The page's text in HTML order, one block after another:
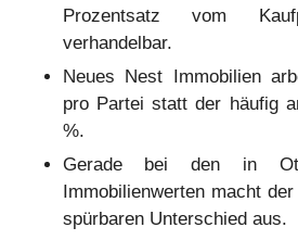
Prozentsatz vom
verhandelbar.
Neues Nest Immobilien
pro Partei statt der häufig
%.
Gerade bei den in
Immobilienwerten macht
spürbaren Unterschied aus.